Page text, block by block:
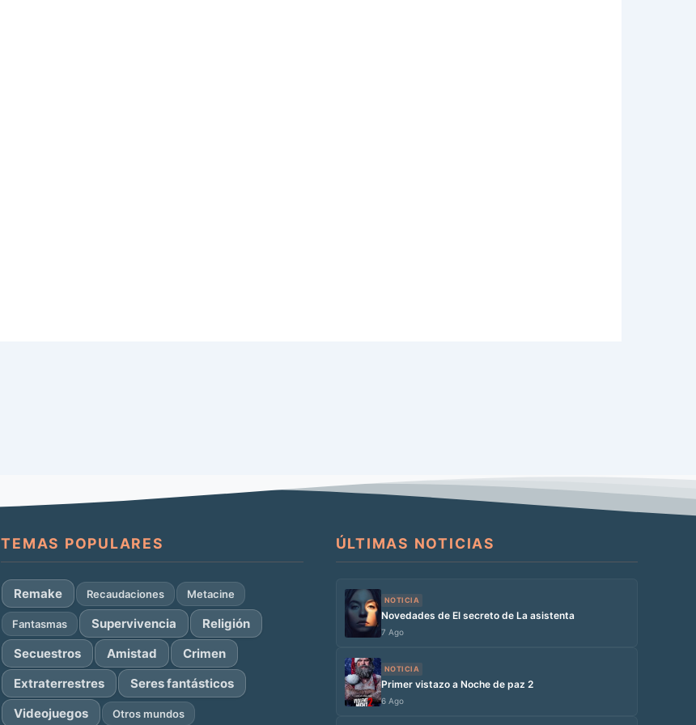
TEMAS POPULARES
Remake Recaudaciones Metacine
Fantasmas Supervivencia
Religión
Secuestros
Amistad
Crimen
Extraterrestres
Seres fantásticos
Videojuegos
Otros mundos
ÚLTIMAS NOTICIAS
NOTICIA
Novedades de El secreto de La asistenta
7 Ago
NOTICIA
Primer vistazo a Noche de paz 2
6 Ago